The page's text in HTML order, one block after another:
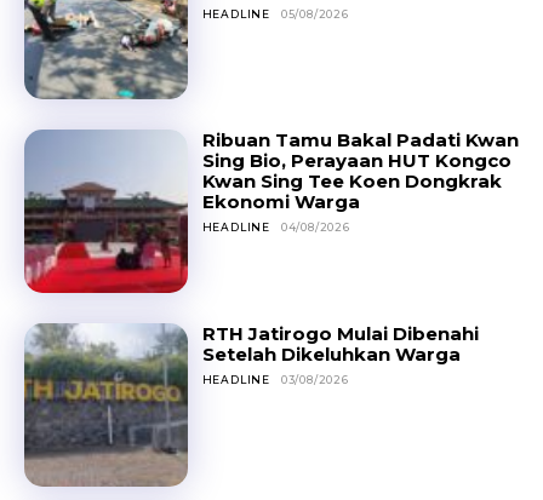
HEADLINE 05/08/2026
Ribuan Tamu Bakal Padati Kwan
Sing Bio, Perayaan HUT Kongco
Kwan Sing Tee Koen Dongkrak
Ekonomi Warga
HEADLINE 04/08/2026
RTH Jatirogo Mulai Dibenahi
Setelah Dikeluhkan Warga
HEADLINE 03/08/2026